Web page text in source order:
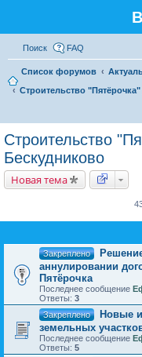
Поиск FAQ
Список форумов
Строительство
Строительство
Бескудниково
Новая тема
Закреплено
аннулировании
Пятёрочка
Последнее сообщение
Ответы: 3
Закреплено
Новые
земельных
Последнее сообщение
Ответы: 5